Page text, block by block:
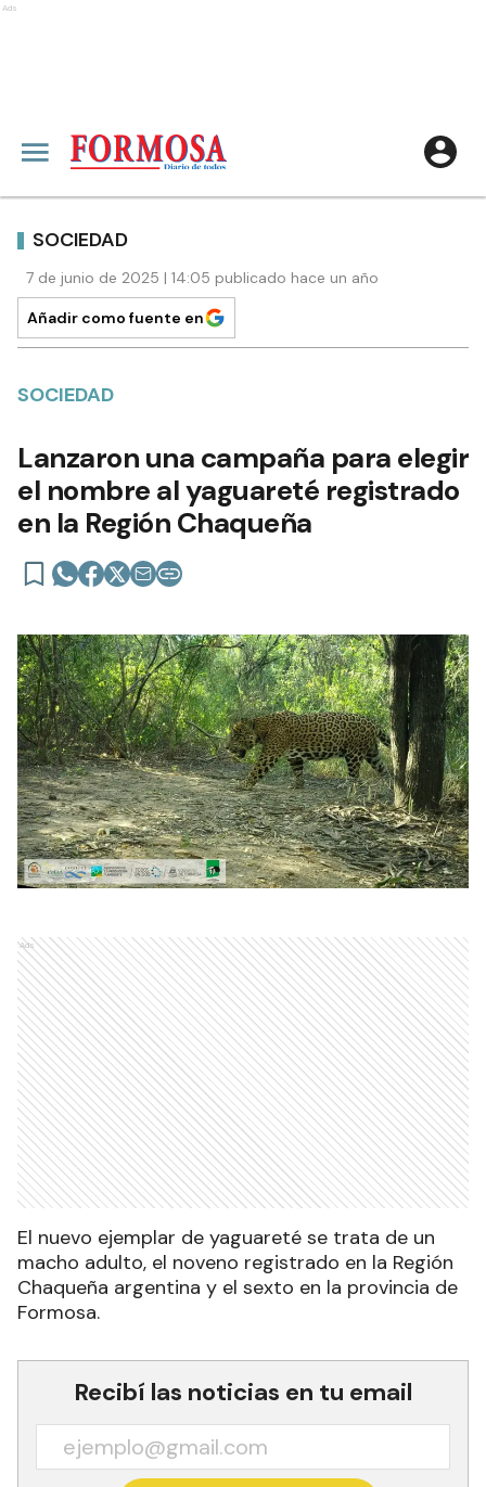
Ads
SOCIEDAD
7 de junio de 2025 | 14:05 publicado hace un año
Añadir como fuente en
SOCIEDAD
Lanzaron una campaña para elegir
el nombre al yaguareté registrado
en la Región Chaqueña
Ads
El nuevo ejemplar de yaguareté se trata de un
macho adulto, el noveno registrado en la Región
Chaqueña argentina y el sexto en la provincia de
Formosa.
Recibí las noticias en tu email